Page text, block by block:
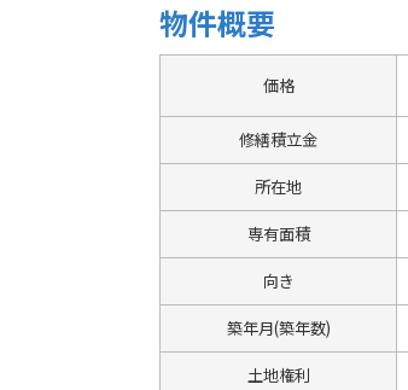
物件概要
価格
修繕積立金
所在地
専有面積
向き
築年月(築年数)
土地権利